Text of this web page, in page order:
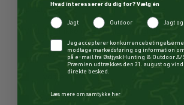
Hvad interesserer du dig for? Vælg én
Jagt Outdoor Jagt
CheckboxJeg accepterer
modtage markedsføring og information
på e-mail fra Østjysk Hunting & Outdoor A/
Præmien udtrækkes den 31. august og
direkte besked.
Læs mere om samtykke her